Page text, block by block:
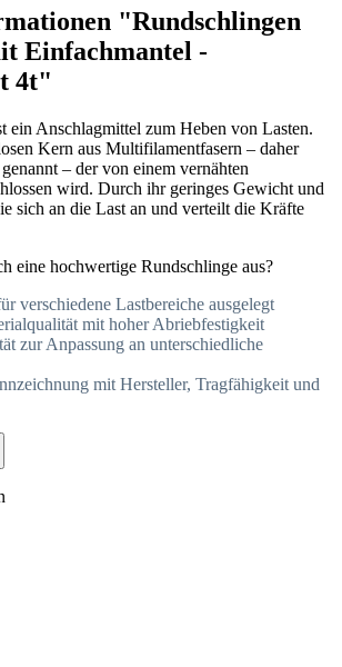
"Rundschlingen
Einfachmantel -
4t"
ein Anschlagmittel zum Heben von Lasten.
Kern aus Multifilamentfasern – daher
– der von einem vernähten
wird. Durch ihr geringes Gewicht und
sich an die Last an und verteilt die Kräfte
eine hochwertige Rundschlinge aus?
verschiedene Lastbereiche ausgelegt
mit hoher Abriebfestigkeit
zur Anpassung an unterschiedliche
mit Hersteller, Tragfähigkeit und